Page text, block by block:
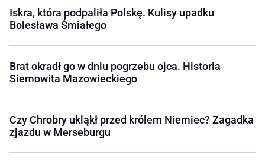
Iskra, która podpaliła Polskę. Kulisy upadku
Bolesława Śmiałego
Brat okradł go w dniu pogrzebu ojca. Historia
Siemowita Mazowieckiego
Czy Chrobry ukląkł przed królem Niemiec? Zagadka
zjazdu w Merseburgu